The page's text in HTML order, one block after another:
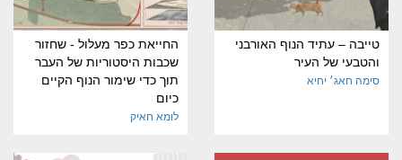
טייבה – עתיד הנוף האורבני
והטבעי של העיר
סימה חאג׳ יחיא
החייאת כפר מעלול - שחזור
שכבות היסטוריות של העבר
תוך כדי שימור הנוף הקיים
כיום
לומא חאיק